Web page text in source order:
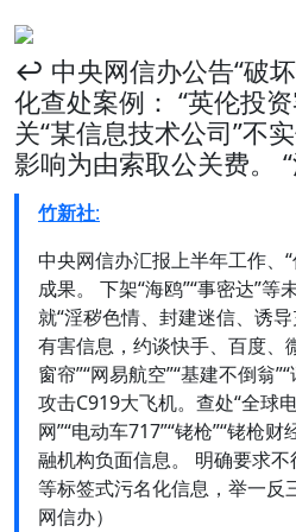
↩️ 中央网信办公告“破
化查处案例： “英伦投
关“某信息技术公司”不
影响为由索取公关费。
竹新社:
中央网信办汇报上半年工作、
成果。 下架“海鸥”“事密达”等
就“淫秽色情、封建迷信、诱
有害信息，约谈快手、百度、
窗帘”“网易航空”“基建不倒翁
攻击C919大飞机。查处“全球
网”“电动车717”“铑枪”“铑枪
融机构负面信息。 明确要求不
等标签式污名化信息，举一反
网信办）